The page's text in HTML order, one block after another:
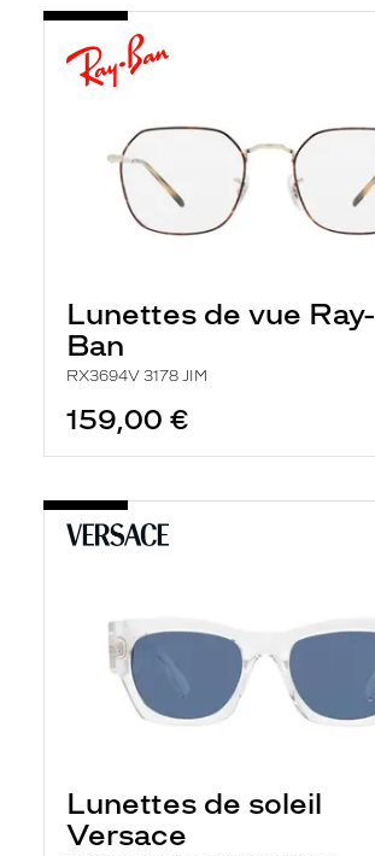
Lunettes de vue Ray-
Ban
RX3694V 3178 JIM
159,00 €
Lunettes de soleil
Versace